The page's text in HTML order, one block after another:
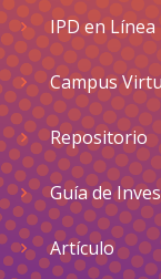
IPD en Línea
Campus
Repositorio
Guía de
Artículo